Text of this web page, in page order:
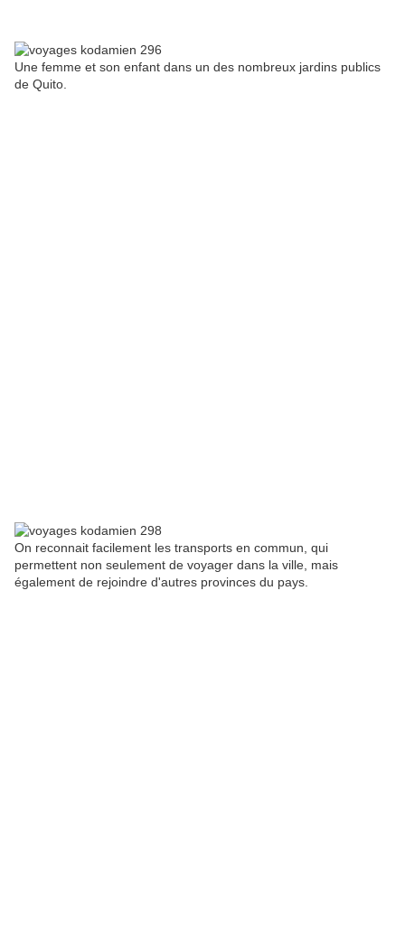
Une femme et son enfant dans un des nombreux jardins publics
de Quito.
On reconnait facilement les transports en commun, qui
permettent non seulement de voyager dans la ville, mais
également de rejoindre d'autres provinces du pays.